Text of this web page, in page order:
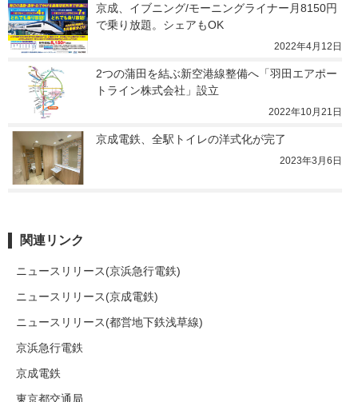
京成、イブニング/モーニングライナー月8150円
で乗り放題。シェアもOK
2022年4月12日
2つの蒲田を結ぶ新空港線整備へ「羽田エアポー
トライン株式会社」設立
2022年10月21日
京成電鉄、全駅トイレの洋式化が完了
2023年3月6日
関連リンク
ニュースリリース(京浜急行電鉄)
ニュースリリース(京成電鉄)
ニュースリリース(都営地下鉄浅草線)
京浜急行電鉄
京成電鉄
東京都交通局